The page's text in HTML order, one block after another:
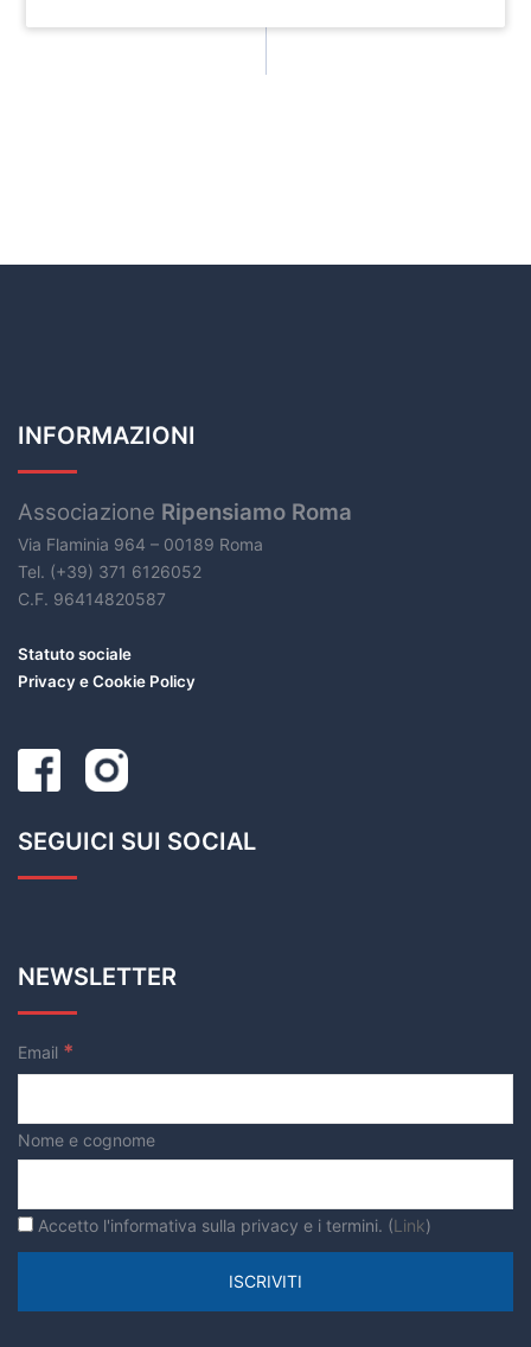
INFORMAZIONI
Associazione Ripensiamo Roma
Via Flaminia 964 – 00189 Roma
Tel. (+39) 371 6126052
C.F. 96414820587
Statuto sociale
Privacy e Cookie Policy
SEGUICI SUI SOCIAL
NEWSLETTER
Email *
Nome e cognome
Accetto l'informativa sulla privacy e i termini. (Link)